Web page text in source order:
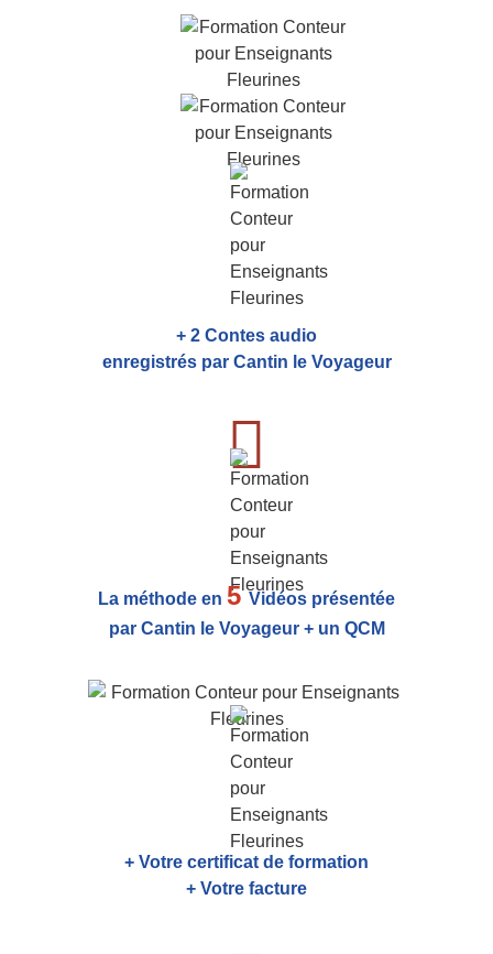
+ 2 Contes audio
enregistrés par Cantin le Voyageur
La méthode en 5Vidéos présentée
par Cantin le Voyageur + un QCM
+ Votre certificat de formation
+ Votre facture